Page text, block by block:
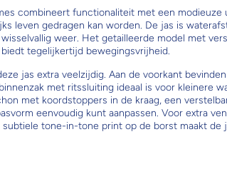
combineert functionaliteit met een
leven gedragen kan worden. De jas is
weer. Het getailleerde model met
tegelijkertijd bewegingsvrijheid.
jas extra veelzijdig. Aan de voorkant
met ritssluiting ideaal is voor kleinere
met koordstoppers in de kraag, een
eenvoudig kunt aanpassen. Voor extra
tone-in-tone print op de borst maakt de